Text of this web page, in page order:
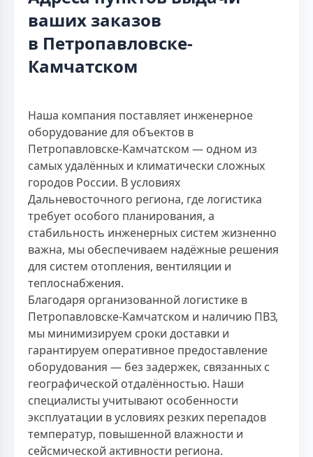
ваших заказов
в Петропавловске-
Камчатском
Наша компания поставляет инженерное
оборудование для объектов в
Петропавловске-Камчатском — одном из
самых удалённых и климатически сложных
городов России. В условиях
Дальневосточного региона, где логистика
требует особого планирования, а
стабильность инженерных систем жизненно
важна, мы обеспечиваем надёжные решения
для систем отопления, вентиляции и
теплоснабжения.
Благодаря организованной логистике в
Петропавловске-Камчатском и наличию ПВЗ,
мы минимизируем сроки доставки и
гарантируем оперативное предоставление
оборудования — без задержек, связанных с
географической отдалённостью. Наши
специалисты учитывают особенности
эксплуатации в условиях резких перепадов
температур, повышенной влажности и
сейсмической активности региона.